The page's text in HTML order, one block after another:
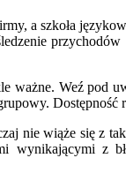
a szkoła
ważne. Weź
nie wiąże się z
z